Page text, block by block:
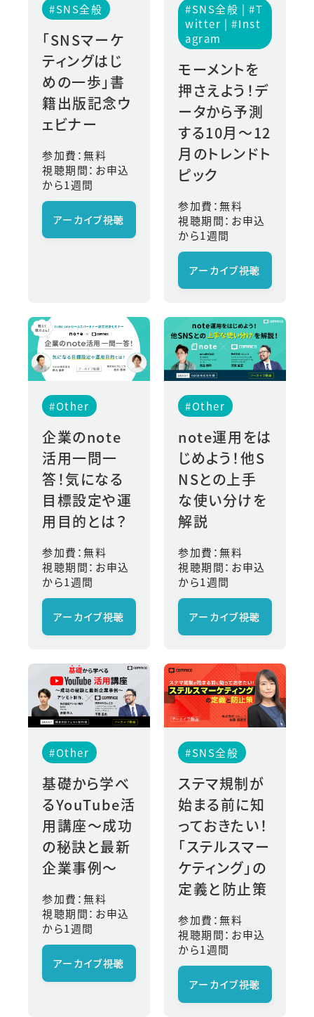
#SNS全般
「SNSマーケ
ティングはじ
めの一歩」書
籍出版記念ウ
ェビナー
参加費：無料
視聴期間：お申込
から1週間
アーカイブ視聴
→
#SNS全般 | #T
Witter | #Inst
Agram
モーメントを
押さえよう！デ
ータから予測
する10月〜12
月のトレンドト
ピック
参加費：無料
視聴期間：お申込
から1週間
アーカイブ視聴
→
#Other
企業のnote
活用一問一
答！気になる
目標設定や運
用目的とは？
参加費：無料
視聴期間：お申込
から1週間
アーカイブ視聴
→
#Other
note運用をは
じめよう！他S
NSとの上手
な使い分けを
解説
参加費：無料
視聴期間：お申込
から1週間
アーカイブ視聴
→
#Other
基礎から学べ
るYouTube活
用講座〜成功
の秘訣と最新
企業事例〜
参加費：無料
視聴期間：お申込
から1週間
アーカイブ視聴
→
#SNS全般
ステマ規制が
始まる前に知
っておきたい！
「ステルスマー
ケティング」の
定義と防止策
参加費：無料
視聴期間：お申込
から1週間
アーカイブ視聴
→